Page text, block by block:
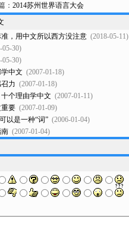
： 2014苏州世界语言大会
，用中文所以西方没注意 (2018-05-11)
05-30)
05-30)
中文 (2007-01-18)
力 (2007-01-18)
个理由学中文 (2007-01-11)
要 (2007-01-09)
以是一种“词” (2006-01-04)
南 (2007-01-04)